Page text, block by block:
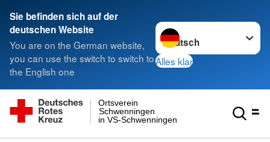
Sie befinden sich auf der
deutschen Website
You are on the German website,
you can use the switch to switch to
the English one
Sprache wechseln zu
Alles klar
in VS-Schwenningen
Schwenningen
Ortsverein